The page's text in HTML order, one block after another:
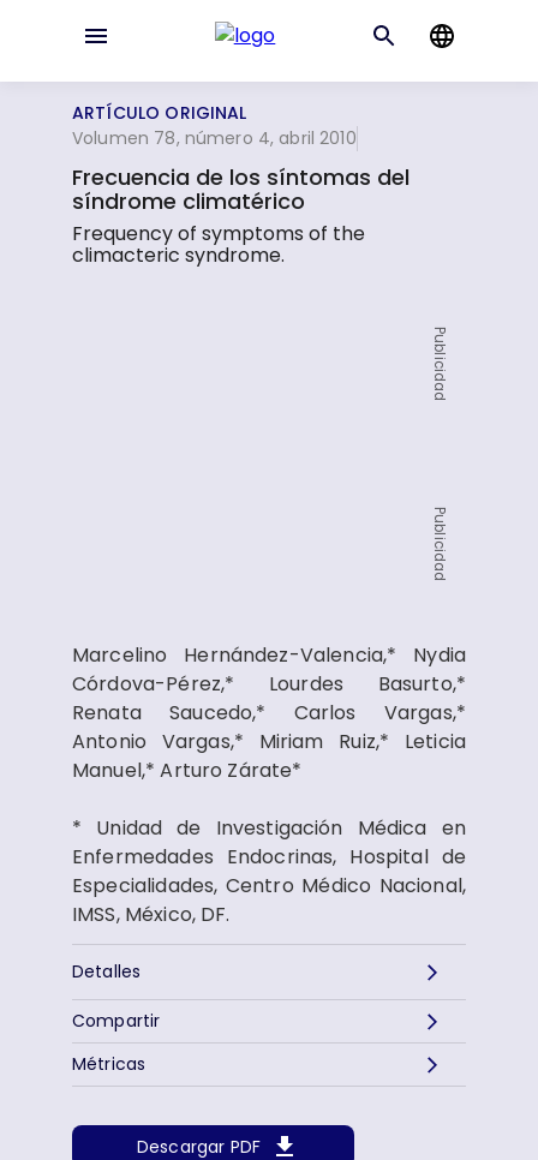
ARTÍCULO ORIGINAL
Volumen 78, número 4, abril 2010
Frecuencia de los síntomas del
síndrome climatérico
Frequency of symptoms of the
climacteric syndrome.
Publicidad
Publicidad
Marcelino Hernández-Valencia,* Nydia
Córdova-Pérez,* Lourdes Basurto,*
Renata Saucedo,* Carlos Vargas,*
Antonio Vargas,* Miriam Ruiz,* Leticia
Manuel,* Arturo Zárate*
* Unidad de Investigación Médica en
Enfermedades Endocrinas, Hospital de
Especialidades, Centro Médico Nacional,
IMSS, México, DF.
Detalles
Descargar PDF
Métricas
Compartir